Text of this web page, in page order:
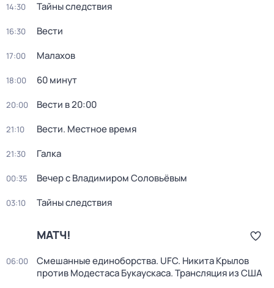
14:30 Тайны следствия
16:30 Вести
17:00 Малахов
18:00 60 минут
20:00 Вести в 20:00
21:10 Вести. Местное время
21:30 Галка
00:35 Вечер с Владимиром Соловьёвым
03:10 Тайны следствия
МАТЧ!
06:00
Смешанные единоборства. UFC. Никита Крылов
против Модестаса Букаускаса. Трансляция из США